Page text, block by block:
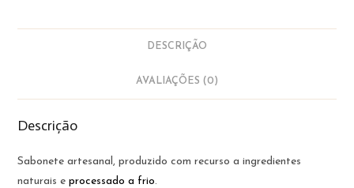
DESCRIÇÃO
AVALIAÇÕES (0)
Descrição
Sabonete artesanal, produzido com recurso a ingredientes
naturais eprocessado a frio.